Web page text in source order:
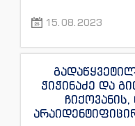
15.08.2023
ჭიჭინაძე და
ჩიქოვანის,